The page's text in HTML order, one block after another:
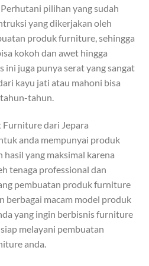
pilihan yang sudah
yang dikerjakan oleh
produk furniture, sehingga
kokoh dan awet hingga
juga punya serat yang sangat
kayu jati atau mahoni bisa
tahun.
dari Jepara
anda mempunyai produk
hasil yang maksimal karena
tenaga professional dan
pembuatan produk furniture
berbagai macam model produk
yang ingin berbisnis furniture
melayani pembuatan
anda.